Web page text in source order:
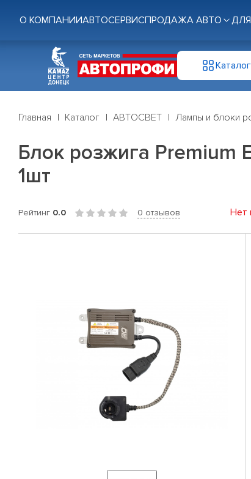
О КОМПАНИИАВТОСЕРВИСПРОДАЖА АВТО
Каталог
Главная Каталог АВТОСВЕТ Лампы и блоки
Блок розжига Premium
1шт
Рейтинг 0.0 0 отзывов Нет